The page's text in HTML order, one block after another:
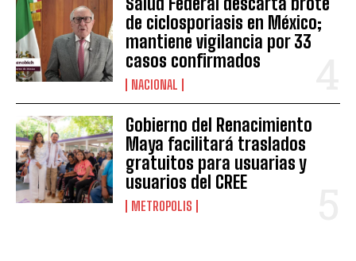
de ciclosporiasis en México;
mantiene vigilancia por 33
casos confirmados
NACIONAL
Gobierno del Renacimiento
Maya facilitará traslados
gratuitos para usuarias y
usuarios del CREE
METROPOLIS